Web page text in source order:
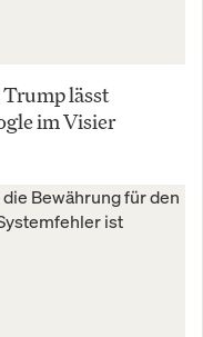
lässt
im Visier